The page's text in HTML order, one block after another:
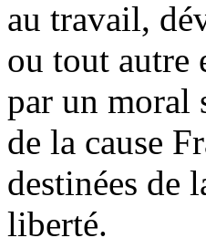
au travail,
ou tout autre
par un moral
de la cause
destinées de
liberté.